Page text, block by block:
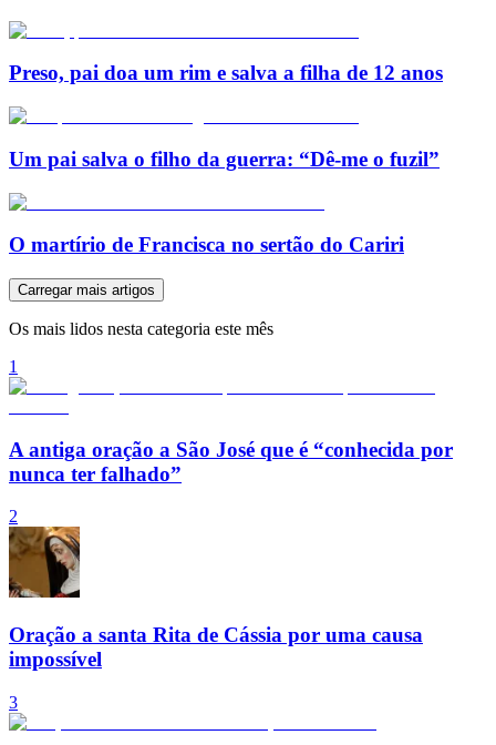
Preso, pai doa um rim e salva a filha de 12 anos
Um pai salva o filho da guerra: “Dê-me o fuzil”
O martírio de Francisca no sertão do Cariri
Carregar mais artigos
Os mais lidos nesta categoria este mês
1
A antiga oração a São José que é “conhecida por
nunca ter falhado”
2
Oração a santa Rita de Cássia por uma causa
impossível
3